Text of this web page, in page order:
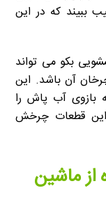
که در این
بکو می تواند
آن باشد. این
بازوی آب پاش را
این قطعات چرخش
از ماشین